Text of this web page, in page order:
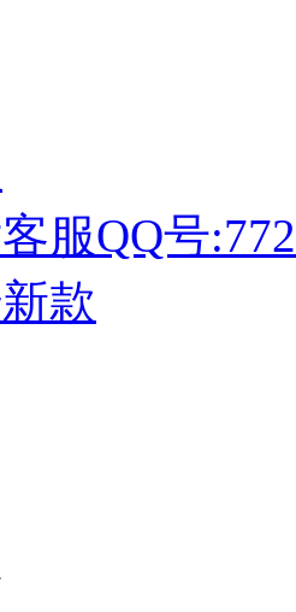
服QQ号
款